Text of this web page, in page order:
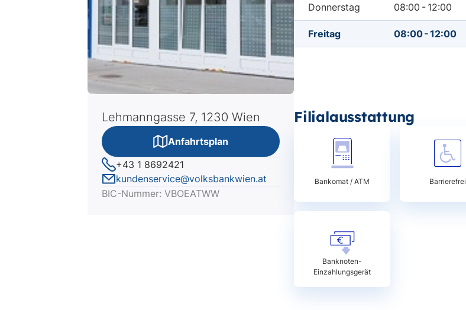
Lehmanngasse 7, 1230 Wien
Anfahrtsplan
+43 1 8692421
kundenservice@volksbankwien.at
BIC-Nummer: VBOEATWW
Donnerstag 08:00 - bis
12:00
Freitag 08:00-bis
12:00
Filialausstattung
Bankomat / ATM Barrierefrei
Banknoten-
Einzahlungsgerät